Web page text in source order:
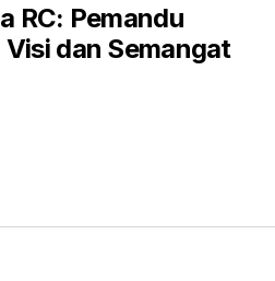
RC: Pemandu
dan Semangat